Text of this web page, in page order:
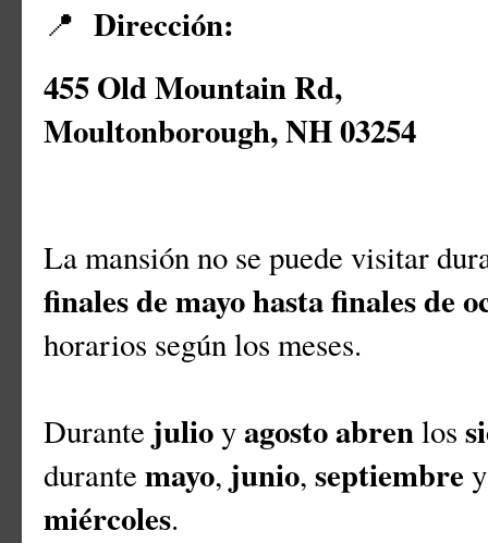
📍 Dirección:
455 Old Mountain Rd,
Moultonborough, NH 03254
La mansión no se puede visitar
finales de mayo hasta finales de
horarios según los meses.
Durante julioyagostoabrenlos
durante mayo, junio, septiembre
miércoles.